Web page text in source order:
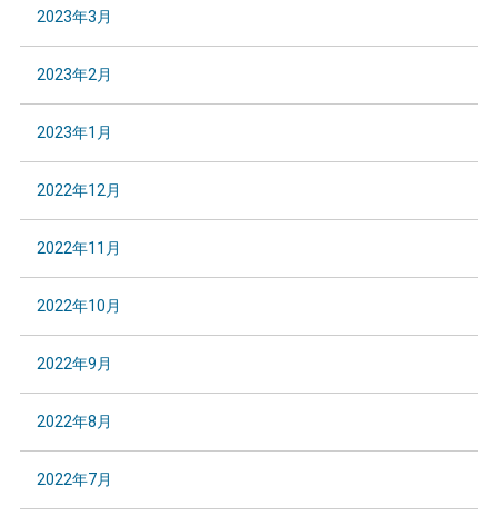
2023年3月
2023年2月
2023年1月
2022年12月
2022年11月
2022年10月
2022年9月
2022年8月
2022年7月